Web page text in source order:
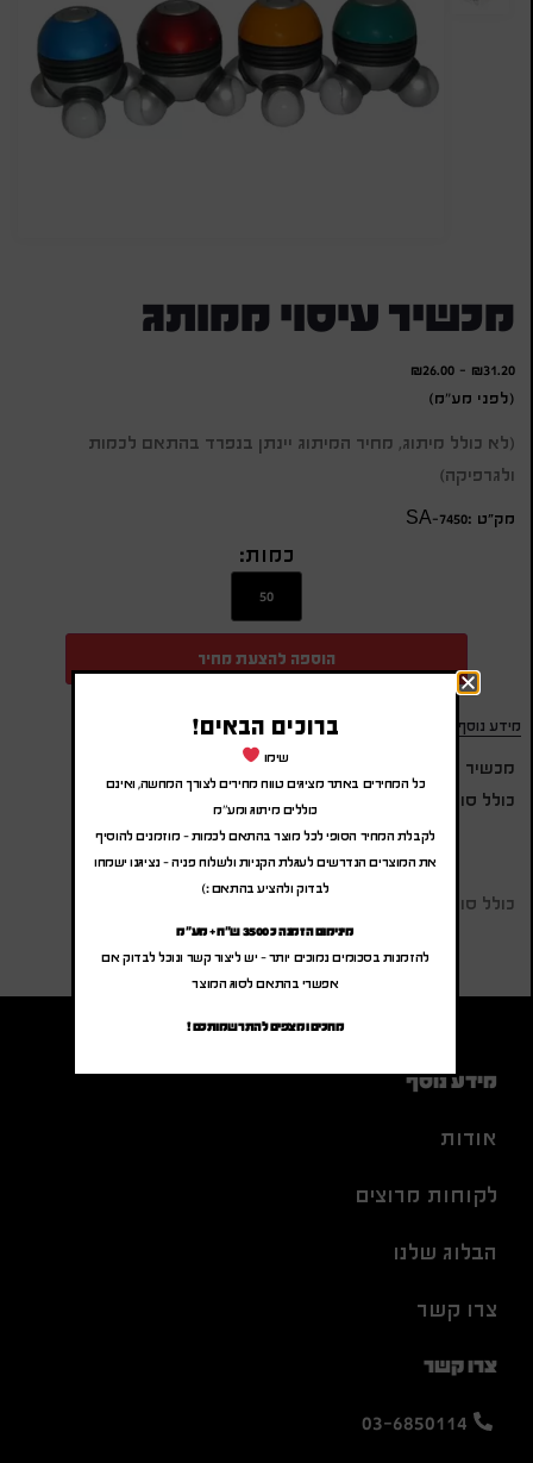
מכשיר עיסוי ממותג
₪31.20
-
₪26.00
(לפני מע"מ)
(לא כולל מיתוג, מחיר המיתוג יינתן בנפרד בהתאם לכמות
ולגרפיקה)
מק״ט :SA-7450
כמות:
הוספה להצעת מחיר
מידע נוסף
מכשיר עיסוי באריזת מתנה
כולל סוללות
כולל סוללות
מידע נוסף
אודות
לקוחות מרוצים
הבלוג שלנו
צרו קשר
צרו קשר
03-6850114
ברוכים הבאים!
שימו
כל המחירים באתר מציגים טווח מחירים לצורך המחשה, ואינם
כוללים מיתוג ומע"מ
לקבלת המחיר הסופי לכל מוצר בהתאם לכמות – מוזמנים להוסיף
את המוצרים הנדרשים לעגלת הקניות ולשלוח פניה – נציגנו ישמחו
לבדוק ולהציע בהתאם :)
מינימום הזמנה כ 3500 ש"ח + מע"מ
להזמנות בסכומים נמוכים יותר – יש ליצור קשר ונוכל לבדוק אם
אפשרי בהתאם לסוג המוצר
מחכים ומצפים להתרשמותכם !